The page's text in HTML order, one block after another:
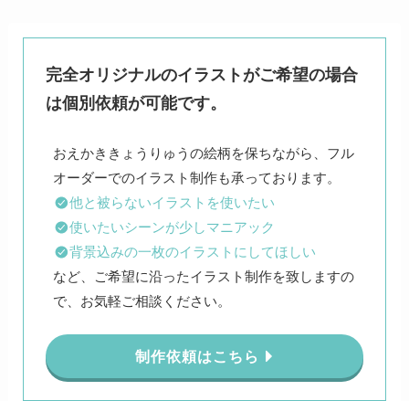
完全オリジナルのイラストがご希望の場合
は個別依頼が可能です。
おえかききょうりゅうの絵柄を保ちながら、フル
他と被らないイラストを使いたい
使いたいシーンが少しマニアック
背景込みの一枚のイラストにしてほしい
など、ご希望に沿ったイラスト制作を致しますの
で、お気軽ご相談ください。
制作依頼はこちら